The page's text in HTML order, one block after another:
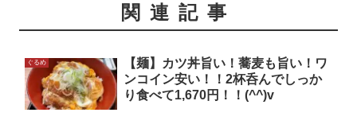
関連記事
ぐるめ
【麺】カツ丼旨い！蕎麦も旨い！ワ
ンコイン安い！！2杯呑んでしっか
り食べて1,670円！！(^^)v